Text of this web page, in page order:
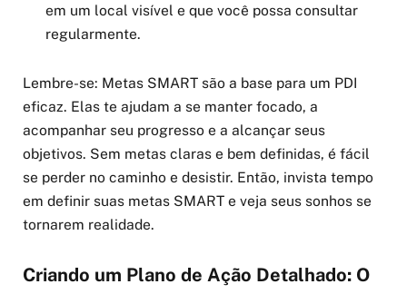
em um local visível e que você possa consultar
regularmente.
Lembre-se: Metas SMART são a base para um PDI
eficaz. Elas te ajudam a se manter focado, a
acompanhar seu progresso e a alcançar seus
objetivos. Sem metas claras e bem definidas, é fácil
se perder no caminho e desistir. Então, invista tempo
em definir suas metas SMART e veja seus sonhos se
tornarem realidade.
Criando um Plano de Ação Detalhado: O